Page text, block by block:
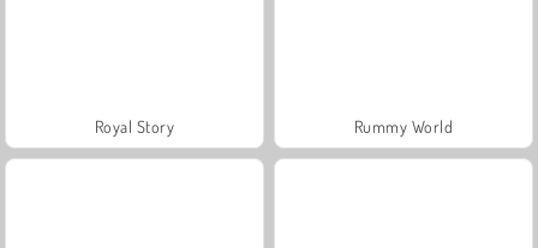
Royal Story Rummy World